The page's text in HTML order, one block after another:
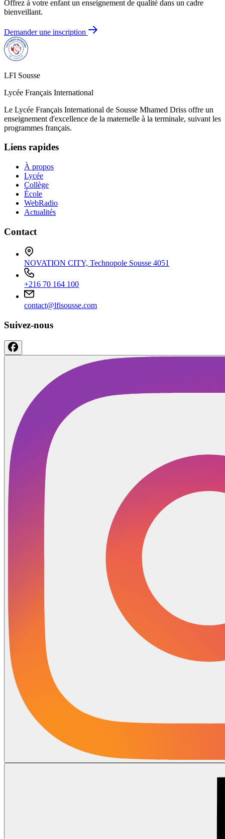
Offrez à votre enfant un enseignement de qualité dans un cadre
bienveillant.
Demander une inscription
LFI Sousse
Lycée Français International
Le Lycée Français International de Sousse Mhamed Driss offre un
enseignement d'excellence de la maternelle à la terminale, suivant les
programmes français.
Liens rapides
À propos
Lycée
Collège
École
WebRadio
Actualités
Contact
NOVATION CITY, Technopole Sousse 4051
+216 70 164 100
contact@lfisousse.com
Suivez-nous